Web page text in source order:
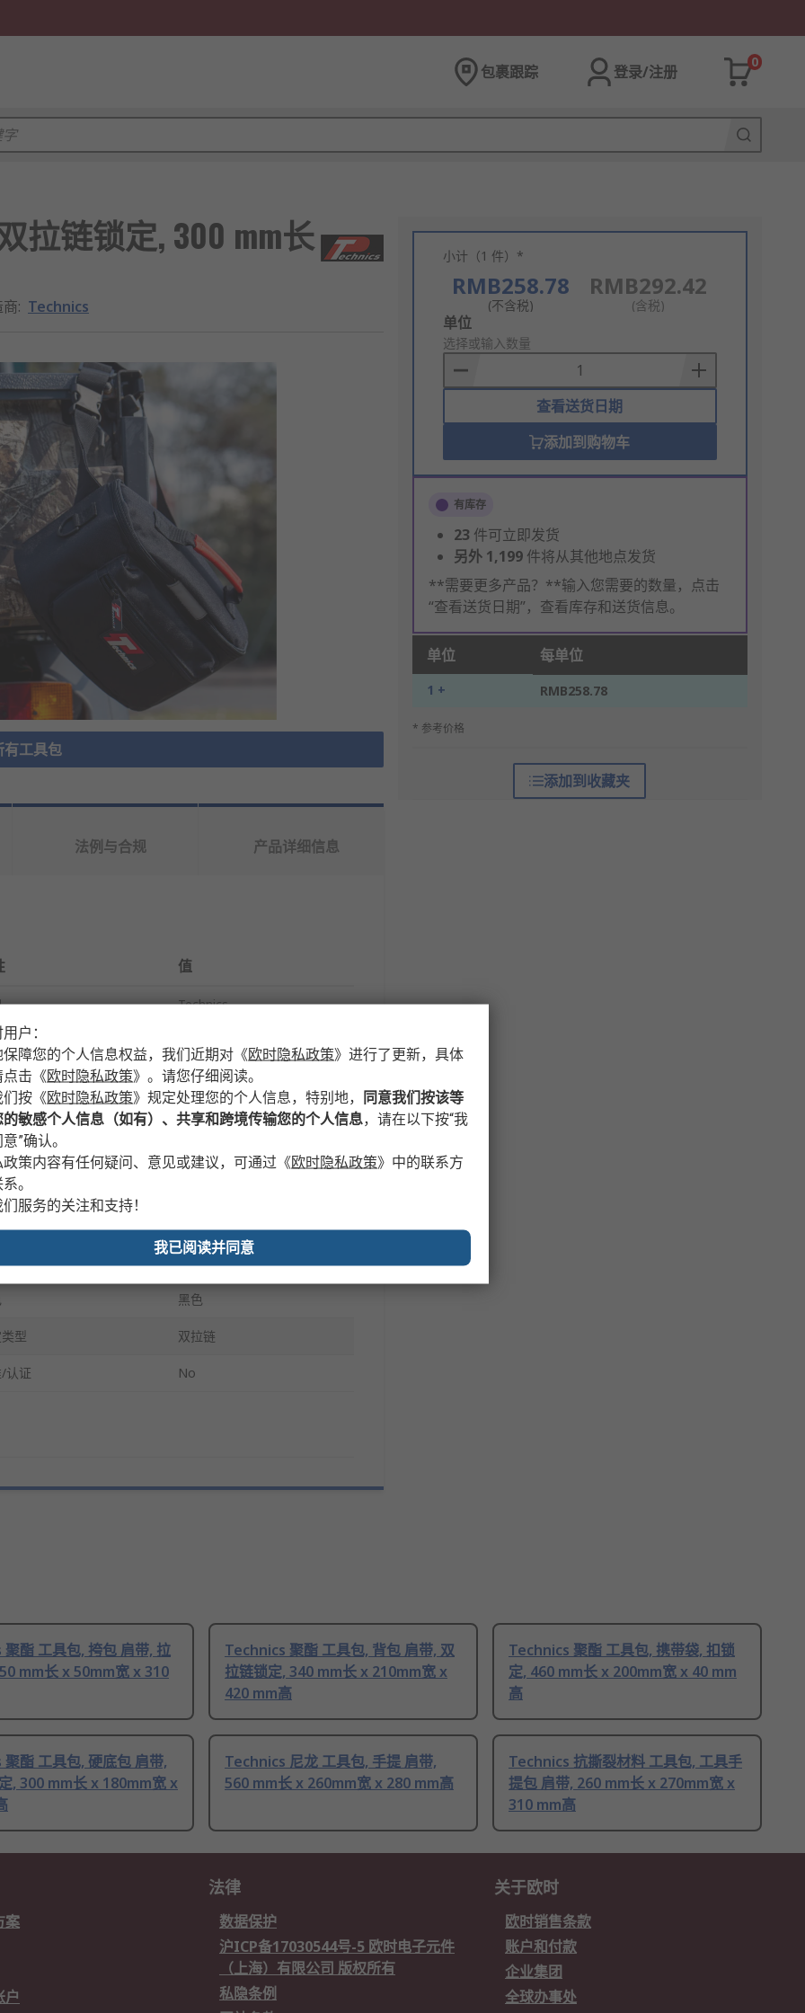
包裹跟踪 登录/注册
0
拉链锁定, 300 mm长
: Technics
有工具包
小计（1 件）*
RMB258.78
(不含税)
RMB292.42
(含税)
Add
to
Basket
单位
选择或输入数量
查看送货日期
添加到购物车
有库存
23 件可立即发货
另外 1,199 件将从其他地点发货
**需要更多产品？**输入您需要的数量，点击
“查看送货日期”，查看库存和送货信息。
单位 每单位
1 + RMB258.78
* 参考价格
添加到收藏夹
法例与合规 产品详细信息
值
Technics
型
袋
聚酯
300mm
195mm
否
黑色
型 双拉链
认证 No
酯 工具包, 挎包 肩带, 拉
mm长 x 50mm宽 x 310
Technics 聚酯 工具包, 背包 肩带, 双
拉链锁定, 340 mm长 x 210mm宽 x
420 mm高
Technics 聚酯 工具包, 携带袋, 扣锁
定, 460 mm长 x 200mm宽 x 40 mm
高
酯 工具包, 硬底包 肩带,
, 300 mm长 x 180mm宽 x
Technics 尼龙 工具包, 手提 肩带,
560 mm长 x 260mm宽 x 280 mm高
Technics 抗撕裂材料 工具包, 工具手
提包 肩带, 260 mm长 x 270mm宽 x
310 mm高
案
户
法律
数据保护
沪ICP备17030544号-5 欧时电子元件
（上海）有限公司 版权所有
私隐条例
关于欧时
欧时销售条款
账户和付款
企业集团
全球办事处
户：
障您的个人信息权益，我们近期对 《欧时隐私政策》 进行了更新，具体
击 《欧时隐私政策》 。请您仔细阅读。
们按 《欧时隐私政策》 规定处理您的个人信息，特别地，
同意我们按该等
敏感个人信息（如有）、共享和跨境传输您的个人信息，请在以下按“我
”确认。
策内容有任何疑问、意见或建议，可通过 《欧时隐私政策》 中的联系方
。
服务的关注和支持！
我已阅读并同意